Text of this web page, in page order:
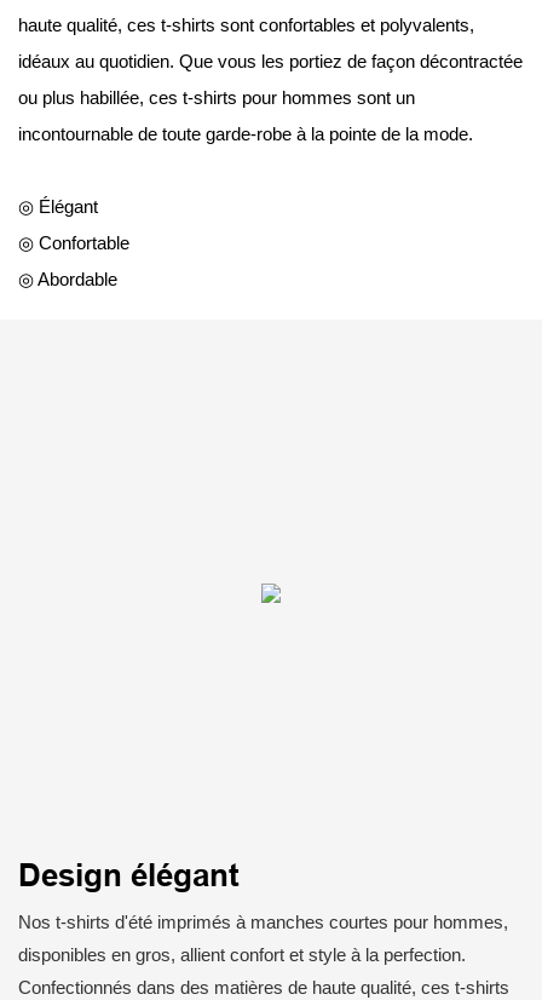
haute qualité, ces t-shirts sont confortables et polyvalents,
idéaux au quotidien. Que vous les portiez de façon décontractée
ou plus habillée, ces t-shirts pour hommes sont un
incontournable de toute garde-robe à la pointe de la mode.
◎ Élégant
◎ Confortable
◎ Abordable
Design élégant
Nos t-shirts d'été imprimés à manches courtes pour hommes,
disponibles en gros, allient confort et style à la perfection.
Confectionnés dans des matières de haute qualité, ces t-shirts